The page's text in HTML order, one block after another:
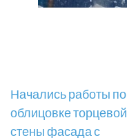
Навигация
по
Начались работы по
облицовке торцевой
стены фасада с